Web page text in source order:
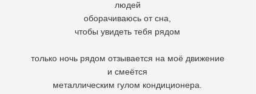
людей
оборачиваюсь от сна,
чтобы увидеть тебя рядом
только ночь рядом отзывается на моё движение
и смеётся
металлическим гулом кондиционера.